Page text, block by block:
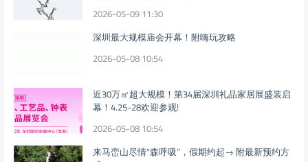
2026-05-09 11:30
深圳最大规模庙会开幕！附嗨玩攻略
2026-05-08 10:54
近30万㎡超大规模！第34届深圳礼品家居展盛装启
幕！4.25-28欢迎参观!
2026-05-08 10:54
来马峦山尽情“森呼吸”，假期约起→ 附最新预约方